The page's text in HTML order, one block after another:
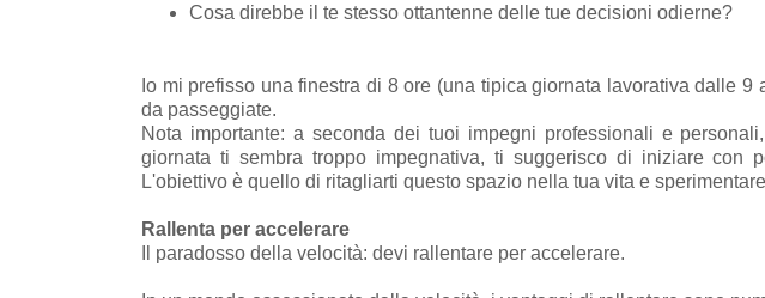
Cosa direbbe il te stesso ottantenne delle tue decisioni odierne?
Io mi prefisso una finestra di 8 ore (una tipica giornata lavorativa dalle
da passeggiate.
Nota importante: a seconda dei tuoi impegni professionali e
giornata ti sembra troppo impegnativa, ti suggerisco di iniziare con
L'obiettivo è quello di ritagliarti questo spazio nella tua vita e
Rallenta per accelerare
Il paradosso della velocità: devi rallentare per accelerare.